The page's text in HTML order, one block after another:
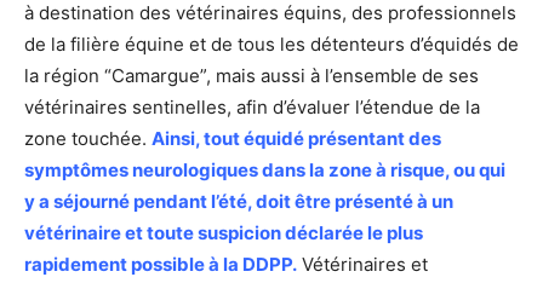
à destination des vétérinaires équins, des professionnels
de la filière équine et de tous les détenteurs d’équidés de
la région “Camargue”, mais aussi à l’ensemble de ses
vétérinaires sentinelles, afin d’évaluer l’étendue de la
zone touchée. Ainsi, tout équidé présentant des
symptômes neurologiques dans la zone à risque, ou qui
y a séjourné pendant l’été, doit être présenté à un
vétérinaire et toute suspicion déclarée le plus
rapidement possible à la DDPP. Vétérinaires et